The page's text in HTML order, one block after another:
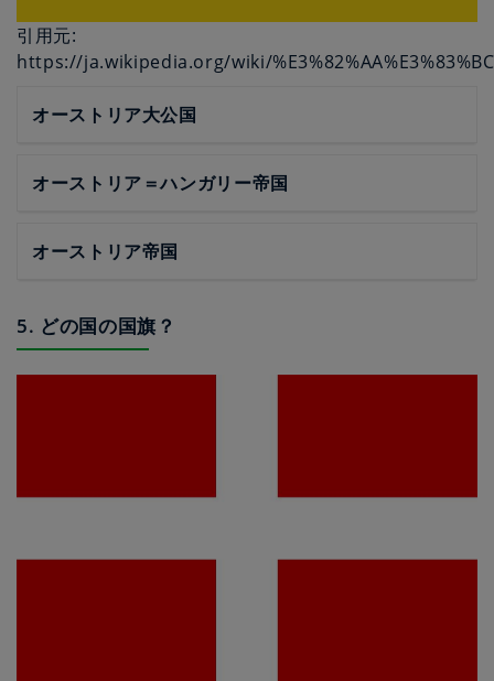
引用元:
https://ja.wikipedia.org/wiki/
オーストリア大公国
オーストリア＝ハンガリー帝国
オーストリア帝国
5. どの国の国旗？